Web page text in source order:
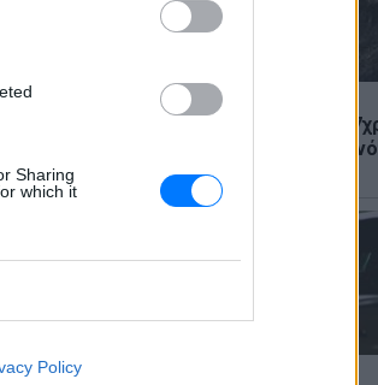
Sharing
which it
Policy
ΕΙΔΗΣΕΙΣ
Θρίλερ στον Λυκαβηττό: Σε
γυναίκα ανήκει η σορός -
έπεσε από ύψος